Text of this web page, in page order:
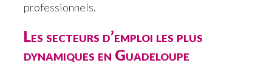
professionnels.
Les secteurs d’emploi les plus
dynamiques en Guadeloupe